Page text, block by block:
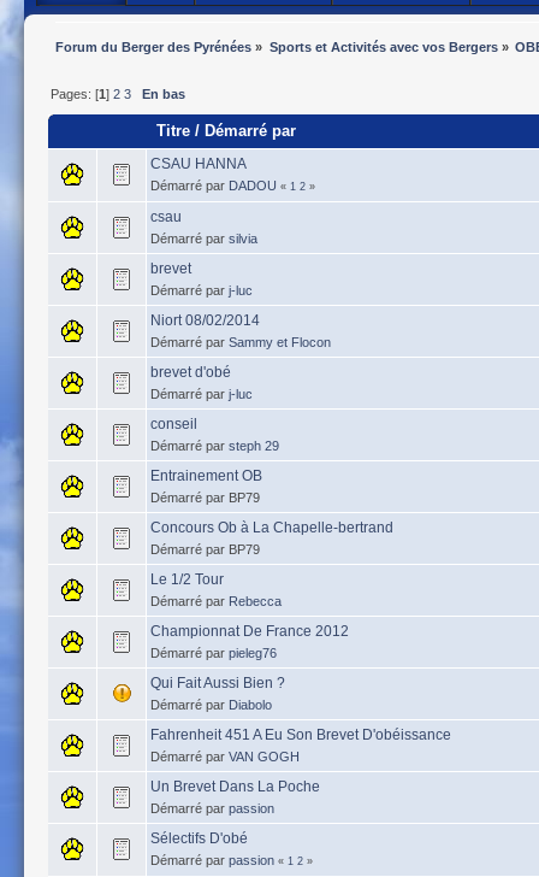
Forum du Berger des Pyrénées » Sports et Activités avec vos Bergers»
Pages: [1]2 3 En bas
Titre / Démarré par
CSAU HANNA
Démarré par DADOU « 1 2 »
csau
Démarré par silvia
brevet
Démarré par j-luc
Niort 08/02/2014
Démarré par Sammy et Flocon
brevet d'obé
Démarré par j-luc
conseil
Démarré par steph 29
Entrainement OB
Démarré par BP79
Concours Ob à La Chapelle-bertrand
Démarré par BP79
Le 1/2 Tour
Démarré par Rebecca
Championnat De France 2012
Démarré par pieleg76
Qui Fait Aussi Bien ?
Démarré par Diabolo
Fahrenheit 451 A Eu Son Brevet D'obéissance
Démarré par VAN GOGH
Un Brevet Dans La Poche
Démarré par passion
Sélectifs D'obé
Démarré par passion « 1 2 »